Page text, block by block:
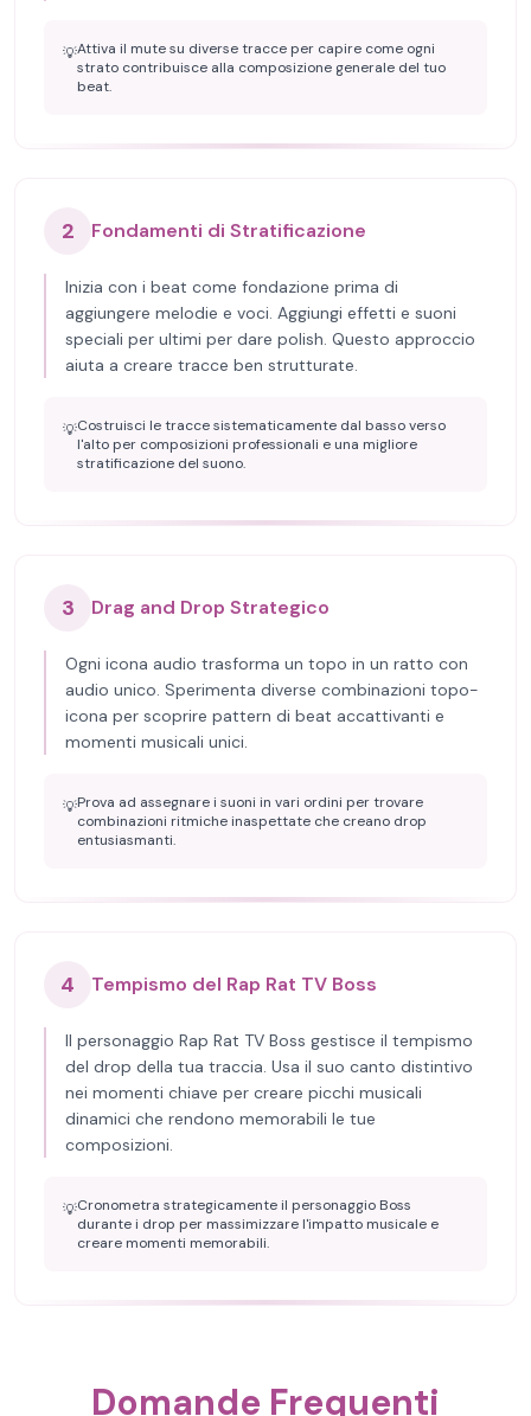
💡Attiva il mute su diverse tracce per capire come ogni
strato contribuisce alla composizione generale del tuo
beat.
2 Fondamenti di Stratificazione
Inizia con i beat come fondazione prima di
aggiungere melodie e voci. Aggiungi effetti e suoni
speciali per ultimi per dare polish. Questo approccio
aiuta a creare tracce ben strutturate.
💡Costruisci le tracce sistematicamente dal basso verso
l'alto per composizioni professionali e una migliore
stratificazione del suono.
3 Drag and Drop Strategico
Ogni icona audio trasforma un topo in un ratto con
audio unico. Sperimenta diverse combinazioni topo-
icona per scoprire pattern di beat accattivanti e
momenti musicali unici.
💡Prova ad assegnare i suoni in vari ordini per trovare
combinazioni ritmiche inaspettate che creano drop
entusiasmanti.
4 Tempismo del Rap Rat TV Boss
Il personaggio Rap Rat TV Boss gestisce il tempismo
del drop della tua traccia. Usa il suo canto distintivo
nei momenti chiave per creare picchi musicali
dinamici che rendono memorabili le tue
composizioni.
💡Cronometra strategicamente il personaggio Boss
durante i drop per massimizzare l'impatto musicale e
creare momenti memorabili.
Domande Frequenti